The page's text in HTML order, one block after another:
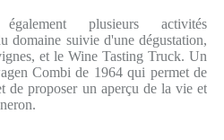
plusieurs activités
domaine suivie d'une dégustation,
et le Wine Tasting Truck. Un
Combi de 1964 qui permet de
de proposer un aperçu de la vie et